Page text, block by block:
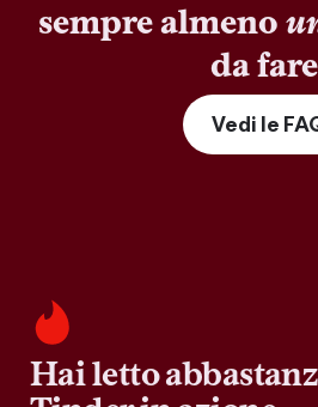
sempre almeno
da
Vedi le
Hai letto